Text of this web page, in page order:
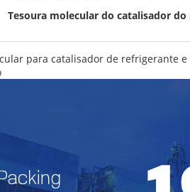
Tesoura molecular do catalisador
para catalisador de refrigerante